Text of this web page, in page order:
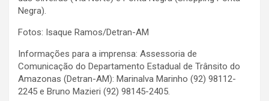
Negra).
Fotos: Isaque Ramos/Detran-AM
Informações para a imprensa: Assessoria de
Comunicação do Departamento Estadual de Trânsito do
Amazonas (Detran-AM): Marinalva Marinho (92) 98112-
2245 e Bruno Mazieri (92) 98145-2405.